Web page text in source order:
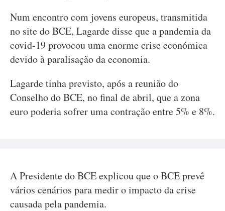
Num encontro com jovens europeus, transmitida
no site do BCE, Lagarde disse que a pandemia da
covid-19 provocou uma enorme crise económica
devido à paralisação da economia.
Lagarde tinha previsto, após a reunião do
Conselho do BCE, no final de abril, que a zona
euro poderia sofrer uma contração entre 5% e 8%.
A Presidente do BCE explicou que o BCE prevê
vários cenários para medir o impacto da crise
causada pela pandemia.